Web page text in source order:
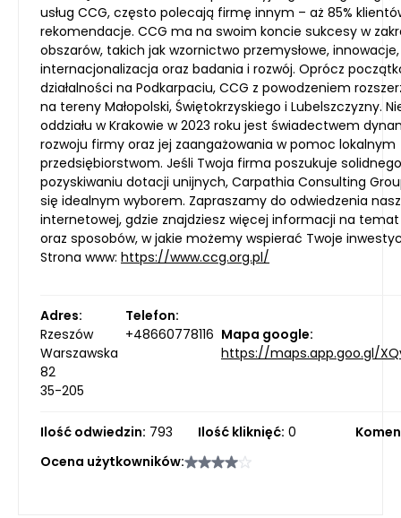
usług CCG, często polecają firmę innym – aż 85%
rekomendacje. CCG ma na swoim koncie sukcesy w
obszarów, takich jak wzornictwo przemysłowe, innowacje,
internacjonalizacja oraz badania i rozwój. Oprócz
działalności na Podkarpaciu, CCG z powodzeniem
na tereny Małopolski, Świętokrzyskiego i Lubelszczyzny.
oddziału w Krakowie w 2023 roku jest świadectwem
rozwoju firmy oraz jej zaangażowania w pomoc lokalnym
przedsiębiorstwom. Jeśli Twoja firma poszukuje
pozyskiwaniu dotacji unijnych, Carpathia Consulting
się idealnym wyborem. Zapraszamy do odwiedzenia
internetowej, gdzie znajdziesz więcej informacji na
oraz sposobów, w jakie możemy wspierać Twoje
Strona www: https://www.ccg.org.pl/
Adres:
Rzeszów
Warszawska
82
35-205
Telefon:
+48660778116 Mapa google:
https://maps.app.goo.gl/
Ilość odwiedzin: 793 Ilość kliknięć: 0
Ocena użytkowników: